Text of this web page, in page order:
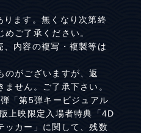
ます。無くなり次第終
ご了承ください。
内容の複写・複製等は
がございますが、返
せん。ご了承下さい。
「第5弾キービジュアル
上映限定入場者特典「4D
ッカー」に関して、残数